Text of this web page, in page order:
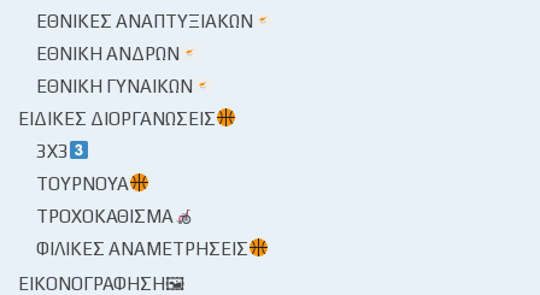
ΕΘΝΙΚΈΣ ΑΝΑΠΤΥΞΙΑΚΏΝ
ΕΘΝΙΚΉ ΑΝΔΡΏΝ
ΕΘΝΙΚΉ ΓΥΝΑΙΚΏΝ
ΕΙΔΙΚΈΣ ΔΙΟΡΓΑΝΏΣΕΙΣ
3X3
ΤΟΥΡΝΟΥΆ
ΤΡΟΧΟΚΆΘΙΣΜΑ
ΦΙΛΙΚΈΣ ΑΝΑΜΕΤΡΉΣΕΙΣ
ΕΙΚΟΝΟΓΡΆΦΗΣΗ🖼